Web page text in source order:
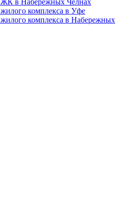
ЖК в Набережных Челнах
комплекса в Уфе
комплекса в Набережных